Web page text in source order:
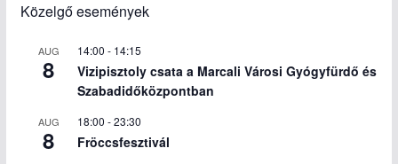
Közelgő események
AUG
8
14:00 - 14:15
Vizipisztoly csata a Marcali Városi Gyógyfürdő és
Szabadidőközpontban
AUG
8
18:00 -23:30
Fröccsfesztivál